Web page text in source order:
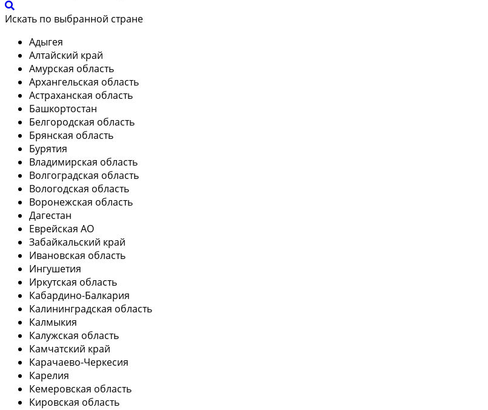
Искать по выбранной стране
Адыгея
Алтайский край
Амурская область
Архангельская область
Астраханская область
Башкортостан
Белгородская область
Брянская область
Бурятия
Владимирская область
Волгоградская область
Вологодская область
Воронежская область
Дагестан
Еврейская АО
Забайкальский край
Ивановская область
Ингушетия
Иркутская область
Кабардино-Балкария
Калининградская область
Калмыкия
Калужская область
Камчатский край
Карачаево-Черкесия
Карелия
Кемеровская область
Кировская область